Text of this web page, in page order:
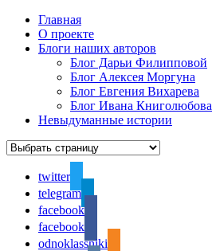
Главная
О проекте
Блоги наших авторов
Блог Дарьи Филипповой
Блог Алексея Моргуна
Блог Евгения Вихарева
Блог Ивана Книголюбова
Невыдуманные истории
twitter
telegram
facebook
facebook
odnoklassniki